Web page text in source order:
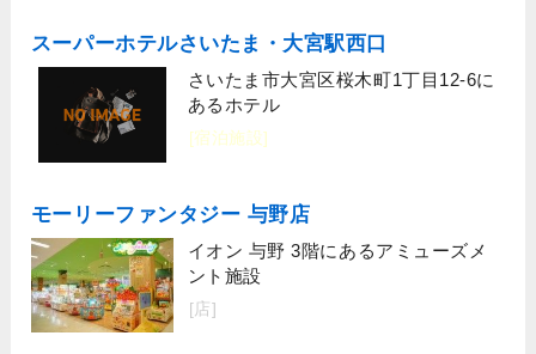
スーパーホテルさいたま・大宮駅西口
さいたま市大宮区桜木町1丁目12-6に
あるホテル
[宿泊施設]
モーリーファンタジー 与野店
イオン 与野 3階にあるアミューズメ
ント施設
[店]